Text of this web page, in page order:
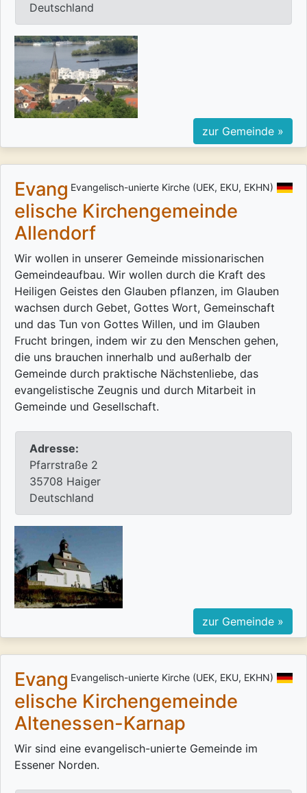
Deutschland
zur Gemeinde »
Evangelisch-unierte Kirche (UEK, EKU, EKHN)
Evang
elische Kirchengemeinde
Allendorf
Wir wollen in unserer Gemeinde missionarischen
Gemeindeaufbau. Wir wollen durch die Kraft des
Heiligen Geistes den Glauben pflanzen, im Glauben
wachsen durch Gebet, Gottes Wort, Gemeinschaft
und das Tun von Gottes Willen, und im Glauben
Frucht bringen, indem wir zu den Menschen gehen,
die uns brauchen innerhalb und außerhalb der
Gemeinde durch praktische Nächstenliebe, das
evangelistische Zeugnis und durch Mitarbeit in
Gemeinde und Gesellschaft.
Adresse:
Pfarrstraße 2
35708 Haiger
Deutschland
zur Gemeinde »
Evangelisch-unierte Kirche (UEK, EKU, EKHN)
Evang
elische Kirchengemeinde
Altenessen-Karnap
Wir sind eine evangelisch-unierte Gemeinde im
Essener Norden.